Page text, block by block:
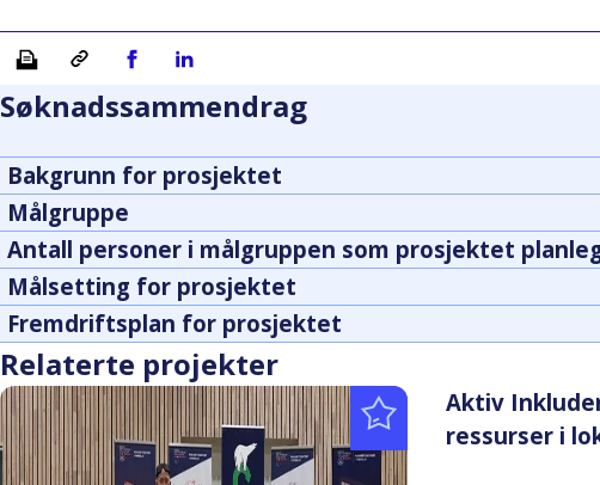
Skriv ut Kopiera länkDel på Facebook
Del på Linkedin
Søknadssammendrag
Bakgrunn for prosjektet
Målgruppe
Antall personer i målgruppen som prosjektet
Målsetting for prosjektet
Fremdriftsplan for prosjektet
Relaterte projekter
Aktiv
ressurser i